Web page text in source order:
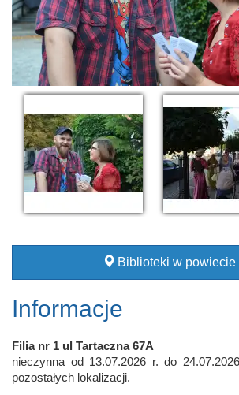
Biblioteki w powiecie
Informacje
Filia nr 1 ul Tartaczna 67A
nieczynna od 13.07.2026 r. do
pozostałych lokalizacji.